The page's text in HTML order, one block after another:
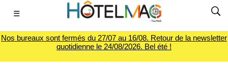
☰
Nos bureaux sont fermés du 27/07 au 16/08. Retour de la newsletter
quotidienne le 24/08/2026. Bel été !